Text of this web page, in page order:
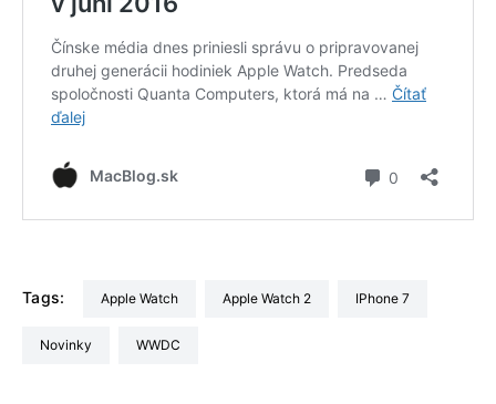
Tags: Apple Watch Apple Watch 2 iPhone 7
Novinky WWDC